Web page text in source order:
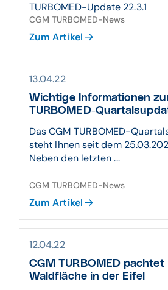
TURBOMED-Update 22.3.1
CGM TURBOMED-News
Zum Artikel
13.04.22
Wichtige Informationen
TURBOMED-
Das CGM TURBOMED-
steht Ihnen seit dem
Neben den letzten ...
CGM TURBOMED-News
Zum Artikel
12.04.22
CGM TURBOMED pachtet
Waldfläche in der Eifel